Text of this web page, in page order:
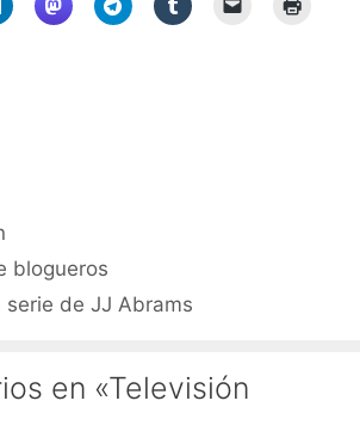
blogueros
serie de JJ Abrams
en «Televisión